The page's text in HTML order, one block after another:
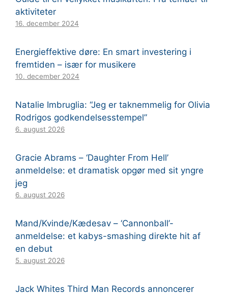
aktiviteter
16. december 2024
Energieffektive døre: En smart investering i
fremtiden – især for musikere
10. december 2024
Natalie Imbruglia: “Jeg er taknemmelig for Olivia
Rodrigos godkendelsesstempel”
6. august 2026
Gracie Abrams – ‘Daughter From Hell’
anmeldelse: et dramatisk opgør med sit yngre
jeg
6. august 2026
Mand/Kvinde/Kædesav – ‘Cannonball’-
anmeldelse: et kabys-smashing direkte hit af
en debut
5. august 2026
Jack Whites Third Man Records annoncerer